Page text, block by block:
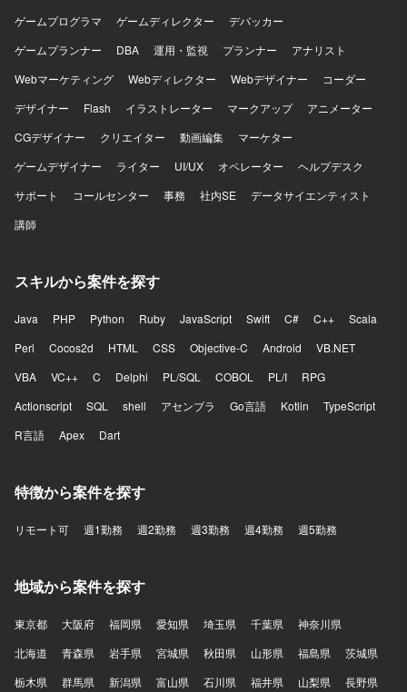
ゲームプログラマ
ゲームディレクター
デバッカー
ゲームプランナー
DBA 運用・監視 プランナー
アナリスト
Webマーケティング
Webディレクター Webデザイナー
コーダー
デザイナー
Flash イラストレーター マークアップ
アニメーター
CGデザイナー
クリエイター 動画編集
マーケター
ゲームデザイナー
ライター UI/UX オペレーター
ヘルプデスク
サポート
コールセンター 事務 社内SE
データサイエンティスト
講師
スキルから案件を探す
Java PHP Python Ruby JavaScript Swift C# C++
Scala
Perl
Cocos2d HTML CSS Objective-C Android
VB.NET
VBA
VC++ C Delphi PL/SQL COBOL PL/I
RPG
Actionscript
SQL shell アセンブラ Go言語 Kotlin
TypeScript
R言語
Apex Dart
特徴から案件を探す
リモート可 週1勤務 週2勤務 週3勤務 週4勤務 週5勤務
地域から案件を探す
東京都 大阪府 福岡県 愛知県 埼玉県 千葉県
神奈川県
北海道
青森県 岩手県 宮城県 秋田県 山形県 福島県
茨城県
栃木県
群馬県 新潟県 富山県 石川県 福井県 山梨県 長野県